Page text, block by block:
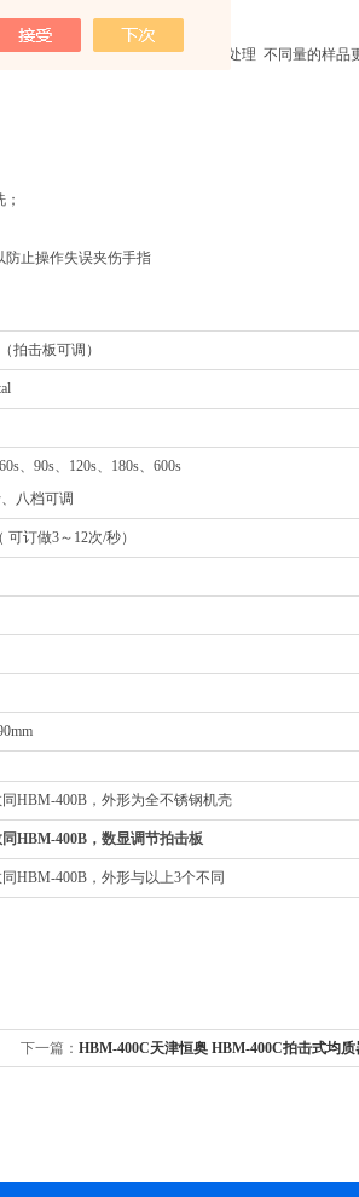
板调 节间隙的数字显示功能，使处理 不同量的样品
防止操作失误夹伤手指
拍击板可调）
、90s、120s、180s、600s
八档可调
可订做3～12次/秒）
HBM-400B，外形为全不锈钢机壳
HBM-400B，数显调节拍击板
HBM-400B，外形与以上3个不同
下一篇： HBM-400C天津恒奥 HBM-400C拍击式均质